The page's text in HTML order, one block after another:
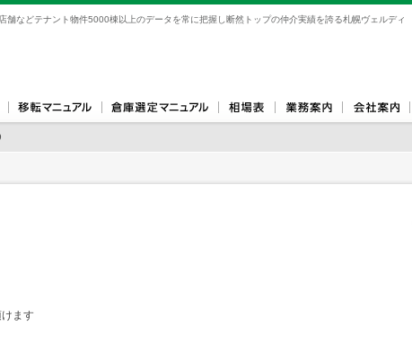
舗などテナント物件5000棟以上のデータを常に把握し断然トップの仲介実績を誇る札幌ヴェルディ
ます